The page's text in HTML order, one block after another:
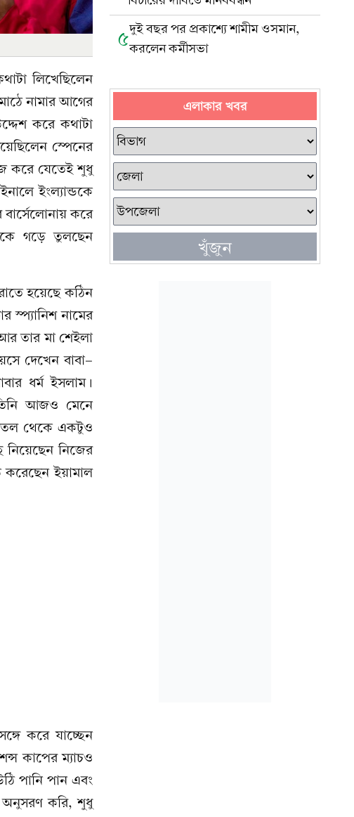
লিখেছিলেন
নামার আগের
করে কথাটা
স্পেনের
করে যেতেই শুধু
ইংল্যান্ডকে
করে
গড়ে তুলছেন
হয়েছে কঠিন
স্প্যানিশ নামের
তার মা শেইলা
দেখেন বাবা-
ধর্ম ইসলাম।
তিনি আজও মেনে
থেকে একটুও
নিজের
করেছেন ইয়ামাল
করে যাচ্ছেন
কাপের ম্যাচও
পানি পান এবং
অনুসরণ করি, শুধু
৫দুই বছর পর প্রকাশ্যে শামীম ওসমান,
করলেন কর্মীসভা
এলাকার খবর
খুঁজুন